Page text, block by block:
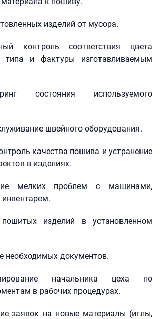
изделий от мусора.
контроль соответствия цвета
типа и фактуры изготавливаемым
состояния используемого
швейного оборудования.
качества пошива и устранение
в изделиях.
мелких проблем с машинами,
изделий в установленном
необходимых документов.
начальника цеха по
в рабочих процедурах.
заявок на новые материалы (иглы,